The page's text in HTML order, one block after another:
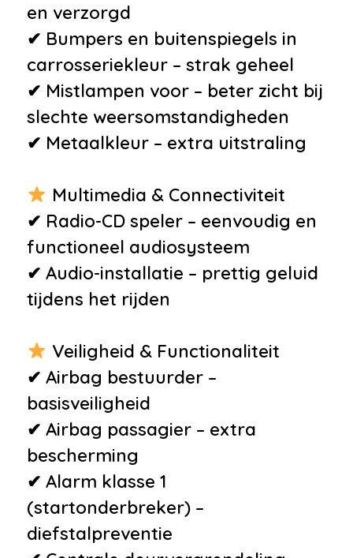
en verzorgd
✔ Bumpers en buitenspiegels in
carrosseriekleur – strak geheel
✔ Mistlampen voor – beter zicht bij
slechte weersomstandigheden
✔ Metaalkleur – extra uitstraling
Multimedia & Connectiviteit
✔ Radio-CD speler – eenvoudig en
functioneel audiosysteem
✔ Audio-installatie – prettig geluid
tijdens het rijden
Veiligheid & Functionaliteit
✔ Airbag bestuurder –
basisveiligheid
✔ Airbag passagier – extra
bescherming
✔ Alarm klasse 1
(startonderbreker) –
diefstalpreventie